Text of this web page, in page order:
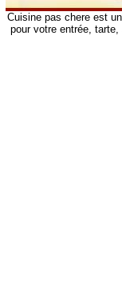
Cuisine pas chere est
pour votre entrée,